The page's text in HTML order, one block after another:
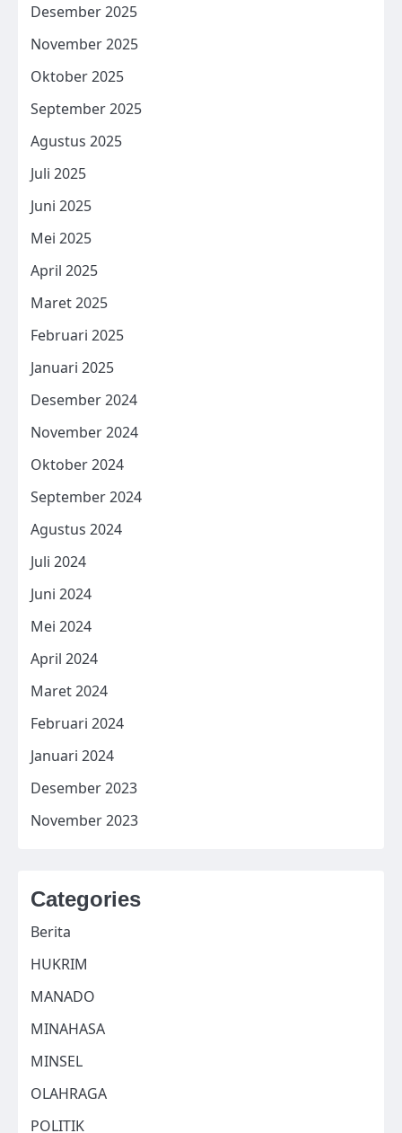
Desember 2025
November 2025
Oktober 2025
September 2025
Agustus 2025
Juli 2025
Juni 2025
Mei 2025
April 2025
Maret 2025
Februari 2025
Januari 2025
Desember 2024
November 2024
Oktober 2024
September 2024
Agustus 2024
Juli 2024
Juni 2024
Mei 2024
April 2024
Maret 2024
Februari 2024
Januari 2024
Desember 2023
November 2023
Categories
Berita
HUKRIM
MANADO
MINAHASA
MINSEL
OLAHRAGA
POLITIK